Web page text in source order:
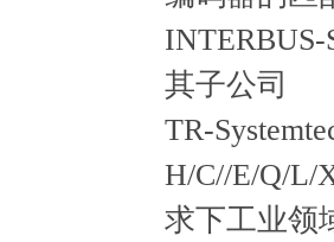
其子公司
TR-
H/C//E/Q/L/
求下工业领